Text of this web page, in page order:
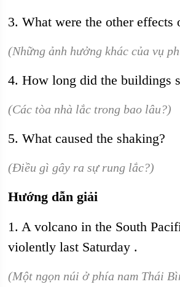
3. What were the other effects
(Những ảnh hưởng khác của vụ
4. How long did the buildings
(Các tòa nhà lắc trong bao lâu?)
5. What caused the shaking?
(Điều gì gây ra sự rung lắc?)
Hướng dẫn giải
1. A volcano in the South
violently last Saturday .
(Một ngọn núi ở phía nam Thái